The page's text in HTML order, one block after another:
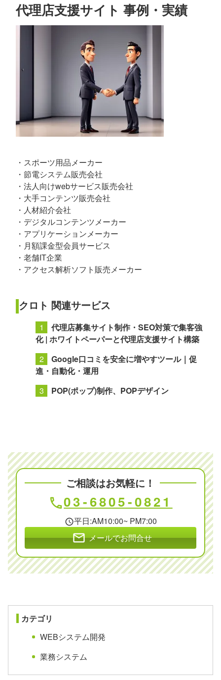
代理店支援サイト 事例・実績
・スポーツ用品メーカー
・節電システム販売会社
・法人向けwebサービス販売会社
・大手コンテンツ販売会社
・人材紹介会社
・デジタルコンテンツメーカー
・アプリケーションメーカー
・月額課金型会員サービス
・老舗IT企業
・アクセス解析ソフト販売メーカー
クロト 関連サービス
代理店募集サイト制作・SEO対策で集客強
化 | ホワイトペーパーと代理店支援サイト構築
Google口コミを安全に増やすツール｜促
進・自動化・運用
POP(ポップ)制作、POPデザイン
ご相談はお気軽に！
phone03-6805-0821
schedule平日:AM10:00~ PM7:00
mail メールでお問合せ
カテゴリ
WEBシステム開発
業務システム